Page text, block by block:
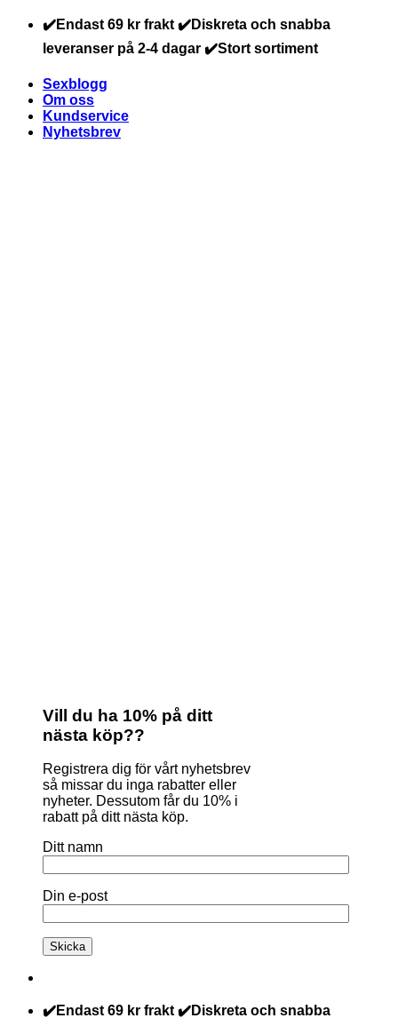
Skip
content
✔️Endast 69 kr frakt ✔️Diskreta och snabba
leveranser på 2-4 dagar ✔️Stort sortiment
Sexblogg
Om oss
Kundservice
Nyhetsbrev
Vill du ha 10% på ditt
nästa köp??
Registrera dig för vårt nyhetsbrev
så missar du inga rabatter eller
nyheter. Dessutom får du 10% i
rabatt på ditt nästa köp.
Ditt namn
Din e-post
✔️Endast 69 kr frakt ✔️Diskreta och snabba